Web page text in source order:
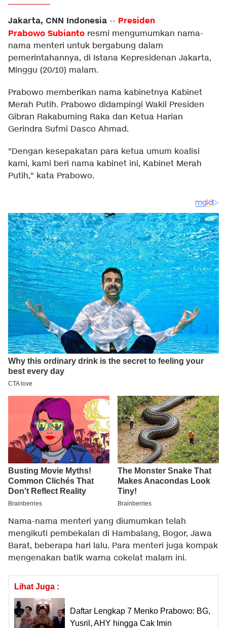
Jakarta, CNN Indonesia -- Presiden
Prabowo Subianto resmi mengumumkan nama-
nama menteri untuk bergabung dalam
pemerintahannya, di Istana Kepresidenan Jakarta,
Minggu (20/10) malam.
Prabowo memberikan nama kabinetnya Kabinet
Merah Putih. Prabowo didampingi Wakil Presiden
Gibran Rakabuming Raka dan Ketua Harian
Gerindra Sufmi Dasco Ahmad.
"Dengan kesepakatan para ketua umum koalisi
kami, kami beri nama kabinet ini, Kabinet Merah
Putih," kata Prabowo.
Nama-nama menteri yang diumumkan telah
mengikuti pembekalan di Hambalang, Bogor, Jawa
Barat, beberapa hari lalu. Para menteri juga kompak
mengenakan batik warna cokelat malam ini.
Lihat Juga :
Daftar Lengkap 7 Menko Prabowo: BG,
Yusril, AHY hingga Cak Imin